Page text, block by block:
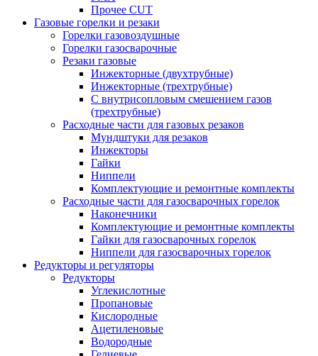
Прочее CUT
Газовые горелки и резаки
Горелки газовоздушные
Горелки газосварочные
Резаки газовые
Инжекторные (двухтрубные)
Инжекторные (трехтрубные)
С внутрисопловым смешением газов
(трехтрубные)
Расходные части для газовых резаков
Мундштуки для резаков
Инжекторы
Гайки
Ниппели
Комплектующие и ремонтные комплекты
Расходные части для газосварочных горелок
Наконечники
Комплектующие и ремонтные комплекты
Гайки для газосварочных горелок
Ниппели для газосварочных горелок
Редукторы и регуляторы
Редукторы
Углекислотные
Пропановые
Кислородные
Ацетиленовые
Водородные